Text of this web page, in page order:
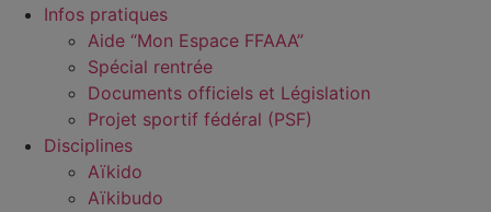
Infos pratiques
Aide “Mon Espace FFAAA”
Spécial rentrée
Documents officiels et Législation
Projet sportif fédéral (PSF)
Disciplines
Aïkido
Aïkibudo